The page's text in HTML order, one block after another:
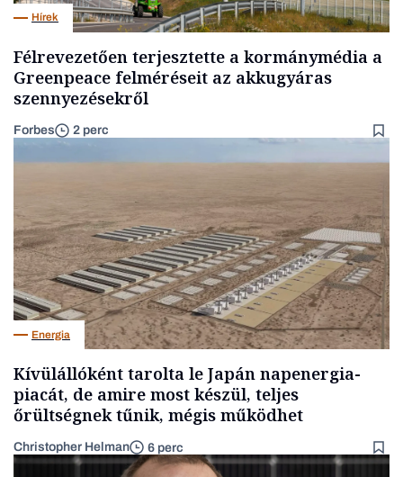
Hírek
Félrevezetően terjesztette a kormánymédia a
Greenpeace felméréseit az akkugyáras
szennyezésekről
Forbes 2 perc
Energia
Kívülállóként tarolta le Japán napenergia-
piacát, de amire most készül, teljes
őrültségnek tűnik, mégis működhet
Christopher Helman 6 perc